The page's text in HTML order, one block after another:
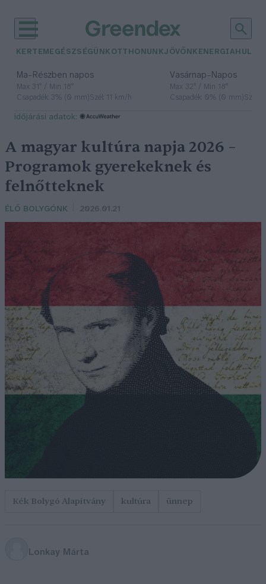
KERTEM EGÉSZSÉGÜNK OTTHONUNKJÖVŐNK ENERGIA
Ma– Részben napos
Max 31° / Min 18°
Csapadék: 3% (0 mm)Szél: 11 km/h
Vasárnap– Napos
Max 32° / Min 18°
Csapadék: 0% (0 mm)Szél:
időjárási adatok:
A magyar kultúra napja 2026 –
Programok gyerekeknek és
felnőtteknek
ÉLŐ BOLYGÓNK 2026.01.21
Kék Bolygó Alapítvány kultúra ünnep
Lonkay Márta